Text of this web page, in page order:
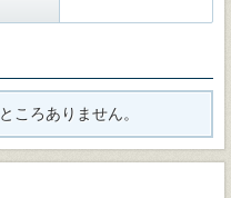
ころありません。